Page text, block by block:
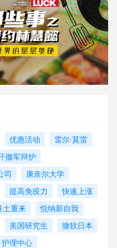
优惠活动
雷尔·莫雷
撤军辩护
司
康奈尔大学
提高免疫力
快速上涨
土重来
悦纳新自我
美国研究生
微软日本
护理中心